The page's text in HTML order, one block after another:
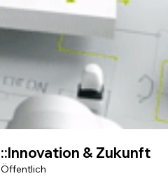
::Innovation & Zukunft
Öffentlich